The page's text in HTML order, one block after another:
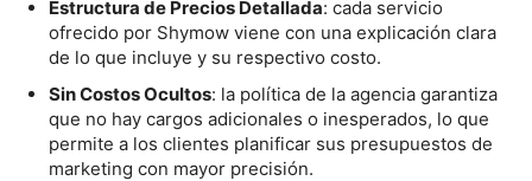
Estructura de Precios Detallada: cada servicio
ofrecido por Shymow viene con una explicación clara
de lo que incluye y su respectivo costo.
Sin Costos Ocultos: la política de la agencia garantiza
que no hay cargos adicionales o inesperados, lo que
permite a los clientes planificar sus presupuestos de
marketing con mayor precisión.